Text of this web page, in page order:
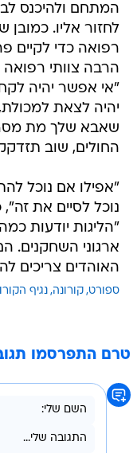
המתחם ולהיכנס
לחזור אליו. כמובן
רפואה כדי לקיים
הרבה צוותי רפואה
"אי אפשר יהיה
יהיה לצאת
שאבא שלך מת
החולים, שוב תזדקק
"אפילו אם נוכל
נוכל לסיים את
"הליגות יודעות
ארגוני השחקנים.
האוהדים צריכים
ספורט קורונה נגיף
טרם התפרסמו